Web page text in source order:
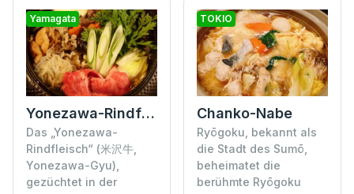
Yamagata
Yonezawa-Rindfleisch
Das „Yonezawa-
Rindfleisch“ (米沢牛,
Yonezawa-Gyu),
gezüchtet in der
TOKIO
Chanko-Nabe
Ryōgoku, bekannt als
die Stadt des Sumō,
beheimatet die
berühmte Ryōgoku